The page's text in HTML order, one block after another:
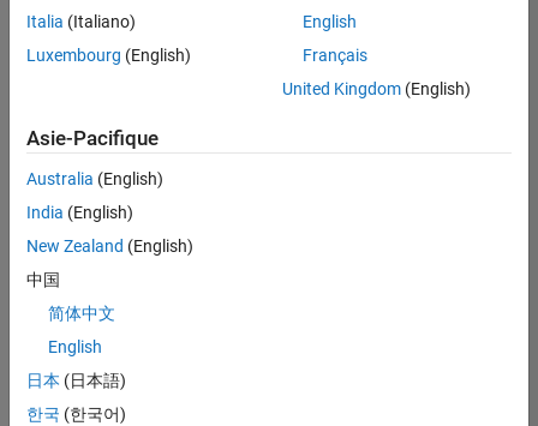
Italia (Italiano)
Luxembourg (English)
English
Français
United Kingdom(English)
Asie-Pacifique
Australia (English)
India (English)
New Zealand (English)
中国
简体中文
English
日本 (日本語)
한국 (한국어)